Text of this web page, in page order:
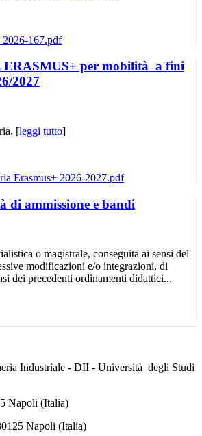
per mobilità a fini
2027
[leggi tutto]
di ammissione e bandi
o magistrale, conseguita ai sensi del
modificazioni e/o integrazioni, di
dei precedenti ordinamenti didattici...
Industriale - DII - Università degli Studi
Napoli (Italia)
Napoli (Italia)